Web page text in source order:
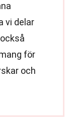
vi delar
för
och